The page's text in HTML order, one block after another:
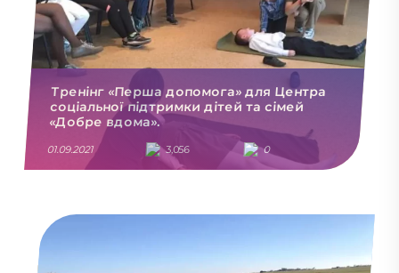
Тренiнг «Перша допомога» для Центра
соціальної пiдтримки дiтей та сiмей
«Добре вдома».
01.09.2021 3,056 0